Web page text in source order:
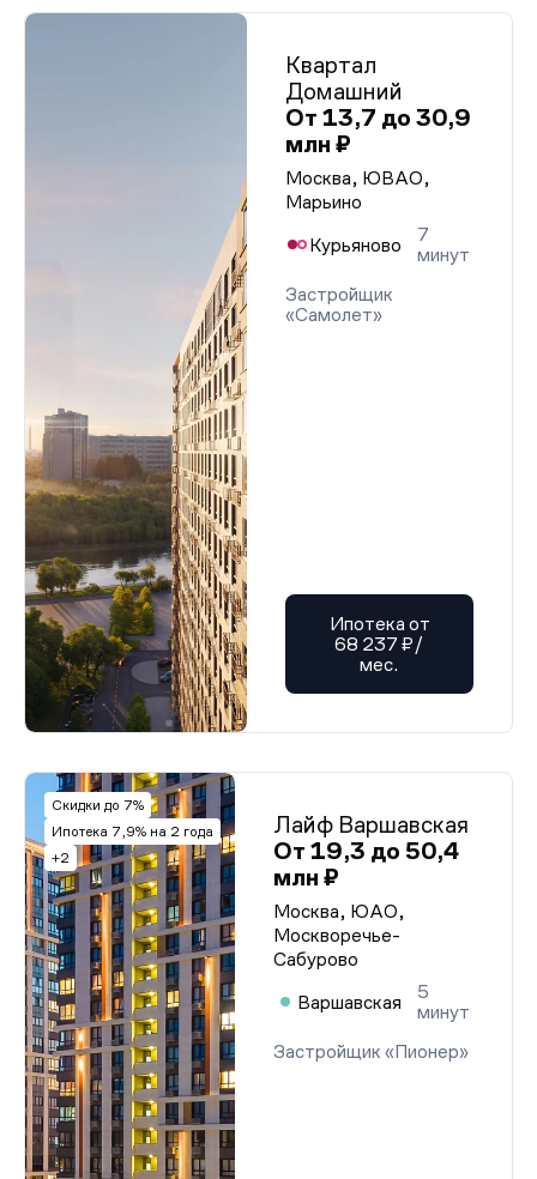
Квартал
Домашний
От 13,7 до 30,9
млн ₽
Москва, ЮВАО,
Марьино
Курьяново
7
минут
Застройщик
«Самолет»
Ипотека от
68 237 ₽/
мес.
Скидки до 7%
Ипотека 7,9% на 2 года
+2
Лайф Варшавская
От 19,3 до 50,4
млн ₽
Москва, ЮАО,
Москворечье-
Сабурово
Варшавская
5
минут
Застройщик «Пионер»